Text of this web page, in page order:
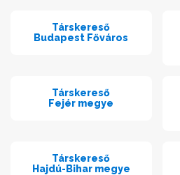
Társkereső
Budapest Főváros
Társkereső
Fejér megye
Társkereső
Hajdú-Bihar megye